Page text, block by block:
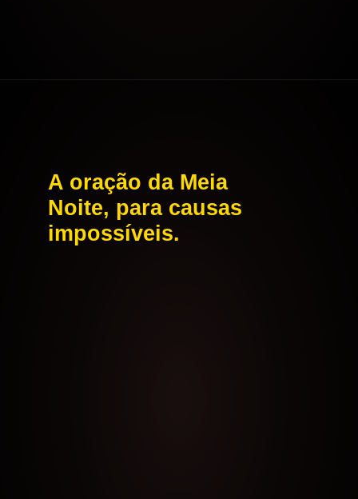
A oração da Meia
Noite, para causas
impossíveis.